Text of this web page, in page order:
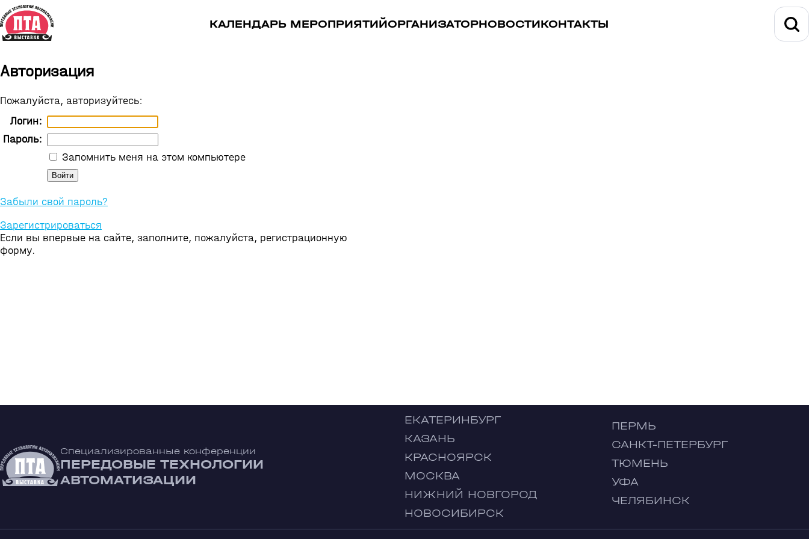
КАЛЕНДАРЬ МЕРОПРИЯТИЙОРГАНИЗАТОРНОВОСТИКОНТАКТЫ
Авторизация
Пожалуйста, авторизуйтесь:
Логин:
Пароль:
Запомнить меня на этом компьютере
Забыли свой пароль?
Зарегистрироваться
Если вы впервые на сайте, заполните, пожалуйста, регистрационную
форму.
Специализированные конференции
ПЕРЕДОВЫЕ ТЕХНОЛОГИИ
АВТОМАТИЗАЦИИ
ЕКАТЕРИНБУРГ
КАЗАНЬ
КРАСНОЯРСК
МОСКВА
НИЖНИЙ НОВГОРОД
НОВОСИБИРСК
ПЕРМЬ
САНКТ-ПЕТЕРБУРГ
ТЮМЕНЬ
УФА
ЧЕЛЯБИНСК